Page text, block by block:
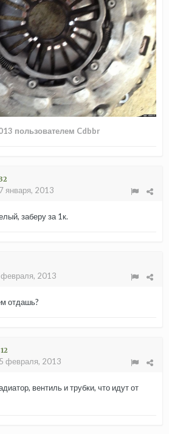
пользователем Cdbbr
января, 2013
заберу за 1к.
2013
отдашь?
февраля, 2013
вентиль и трубки, что идут от